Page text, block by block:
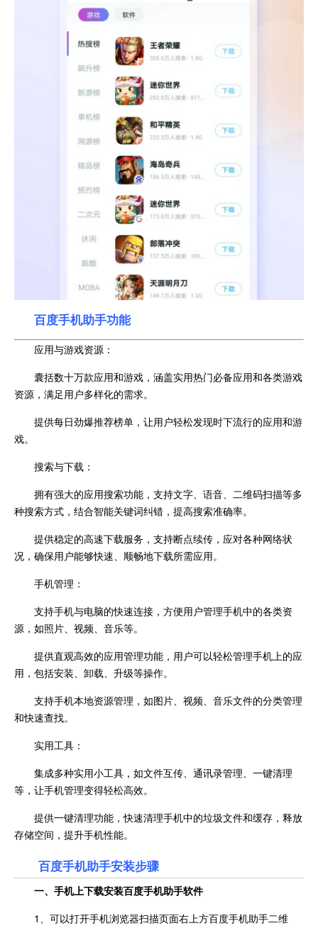
百度手机助手功能
应用与游戏资源：
囊括数十万款应用和游戏，涵盖实用热门必备应用和各类游戏
资源，满足用户多样化的需求。
提供每日劲爆推荐榜单，让用户轻松发现时下流行的应用和游
戏。
搜索与下载：
拥有强大的应用搜索功能，支持文字、语音、二维码扫描等多
种搜索方式，结合智能关键词纠错，提高搜索准确率。
提供稳定的高速下载服务，支持断点续传，应对各种网络状
况，确保用户能够快速、顺畅地下载所需应用。
手机管理：
支持手机与电脑的快速连接，方便用户管理手机中的各类资
源，如照片、视频、音乐等。
提供直观高效的应用管理功能，用户可以轻松管理手机上的应
用，包括安装、卸载、升级等操作。
支持手机本地资源管理，如图片、视频、音乐文件的分类管理
和快速查找。
实用工具：
集成多种实用小工具，如文件互传、通讯录管理、一键清理
等，让手机管理变得轻松高效。
提供一键清理功能，快速清理手机中的垃圾文件和缓存，释放
存储空间，提升手机性能。
百度手机助手安装步骤
一、手机上下载安装百度手机助手软件
1、可以打开手机浏览器扫描页面右上方百度手机助手二维